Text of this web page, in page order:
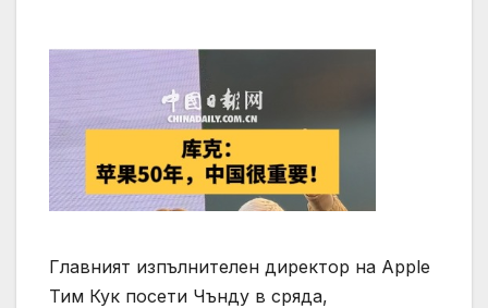
Главният изпълнителен директор на Apple
Тим Кук посети Чънду в сряда,